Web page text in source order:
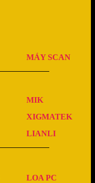
MÁY SCAN
MIK
XIGMATEK
LIANLI
LOA PC